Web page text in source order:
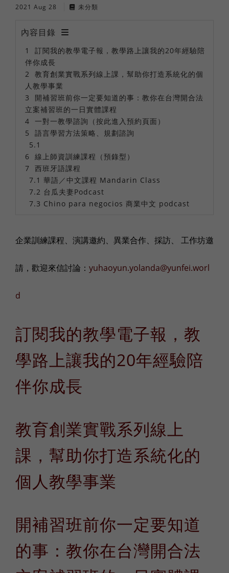
外國人學中文
俄語
2021 Aug 28 未分類
內容目錄
訂閱我的教學電子報，教學路上讓我的20年經驗陪
伴你成長
教育創業實戰系列線上課，幫助你打造系統化的個
人教學事業
開補習班前你一定要知道的事：教你在台灣開合法
立案補習班的一日實體課程
一對一教學諮詢（按此進入預約頁面）
語言學習方法策略、規劃諮詢
線上師資訓練課程（預錄型）
西班牙語課程
華語／中文課程 Mandarin Class
台瓜夫妻Podcast
Chino para negocios 商業中文 podcast
企業訓練課程、演講邀約、異業合作、採訪、 工作坊邀
請，歡迎來信討論： yuhaoyun.yolanda@yunfei.worl
d
訂閱我的教學電子報，教
學路上讓我的20年經驗陪
伴你成長
教育創業實戰系列線上
課，幫助你打造系統化的
個人教學事業
開補習班前你一定要知道
的事：教你在台灣開合法